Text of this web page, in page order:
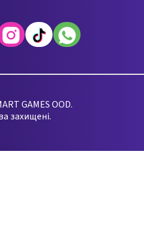
GAMES OOD.
захищені.